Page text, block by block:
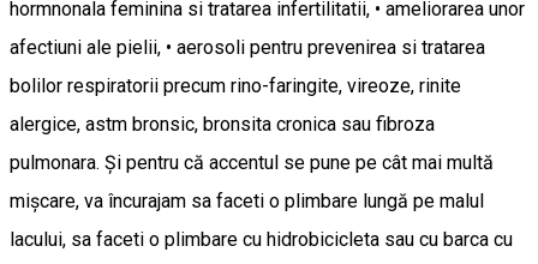
hormnonala feminina si tratarea infertilitatii, • ameliorarea unor
afectiuni ale pielii, • aerosoli pentru prevenirea si tratarea
bolilor respiratorii precum rino-faringite, vireoze, rinite
alergice, astm bronsic, bronsita cronica sau fibroza
pulmonara. Și pentru că accentul se pune pe cât mai multă
mișcare, va încurajam sa faceti o plimbare lungă pe malul
lacului, sa faceti o plimbare cu hidrobicicleta sau cu barca cu